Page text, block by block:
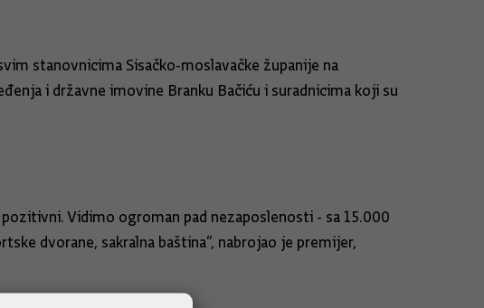
stanovnicima Sisačko-moslavačke županije na
i državne imovine Branku Bačiću i suradnicima koji su
Vidimo ogroman pad nezaposlenosti - sa 15.000
dvorane, sakralna baština“, nabrojao je premijer,